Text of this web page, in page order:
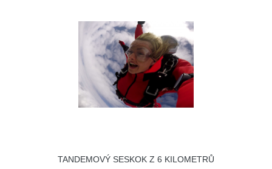
TANDEMOVÝ SESKOK Z 6 KILOMETRŮ